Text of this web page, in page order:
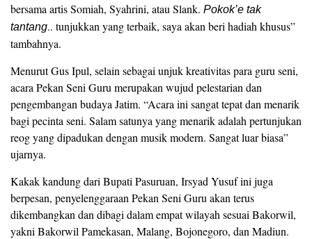
bersama artis Somiah, Syahrini, atau Slank. Pokok’e tak
tantang.. tunjukkan yang terbaik, saya akan beri hadiah khusus”
tambahnya.
Menurut Gus Ipul, selain sebagai unjuk kreativitas para guru seni,
acara Pekan Seni Guru merupakan wujud pelestarian dan
pengembangan budaya Jatim. “Acara ini sangat tepat dan menarik
bagi pecinta seni. Salam satunya yang menarik adalah pertunjukan
reog yang dipadukan dengan musik modern. Sangat luar biasa”
ujarnya.
Kakak kandung dari Bupati Pasuruan, Irsyad Yusuf ini juga
berpesan, penyelenggaraan Pekan Seni Guru akan terus
dikembangkan dan dibagi dalam empat wilayah sesuai Bakorwil,
yakni Bakorwil Pamekasan, Malang, Bojonegoro, dan Madiun.